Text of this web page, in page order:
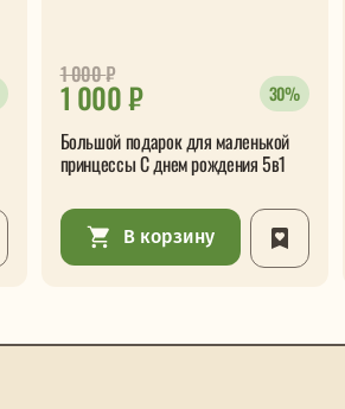
1 000 ₽
1 000₽
30%
Большой подарок для маленькой
принцессы С днем рождения 5в1
В корзину